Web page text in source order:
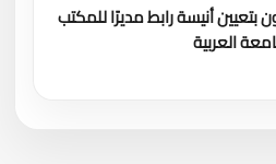
بتعيين أنيسة رابط مديرًا للمكتب
العربية